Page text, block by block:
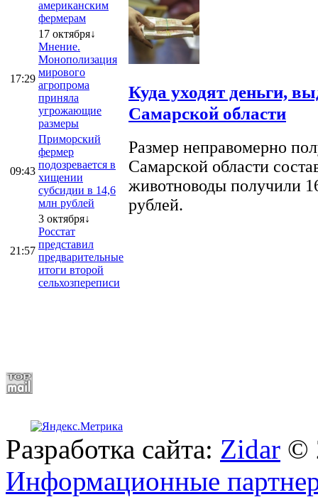
американским
фермерам
17:29
17 октября↓
Мнение.
Монополизация
мирового
агропрома
приняла
угрожающие
размеры
09:43
Приморский
фермер
подозревается в
хищении
субсидии в 14,6
млн рублей
21:57
3 октября↓
Росстат
представил
предварительные
итоги второй
сельхозпереписи
Куда уходят деньги,
Самарской области
Размер неправомерно
Самарской области
животноводы получили
рублей.
Разработка сайта: Zidar ©
Информационные